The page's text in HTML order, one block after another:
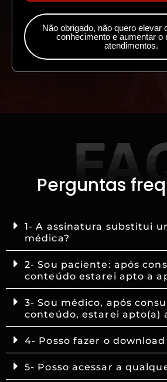
Não obrigado, não quero elevar
conhecimento e aumentar o
atendimentos.
Perguntas
1- A assinatura substitui
médica?
2- Sou paciente: após
conteúdo estarei apto a
3- Sou médico, após
conteúdo, estarei apto(a)
4- Posso fazer o download
5- Posso acessar a